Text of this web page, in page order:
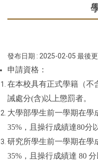
發布日期 : 2025-02-05 最後
申請資格：
在本校具有正式學籍（不
誡處分(含)以上懲罰者。
大學部學生前一學期在學
35%，且操行成績達80分
研究所學生前一學期在學
35%，且操行成績達 80 分